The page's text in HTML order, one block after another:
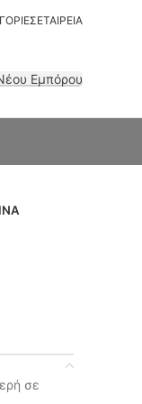
ΕΤΑΙΡΕΙΑ
Εμπόρου
σε